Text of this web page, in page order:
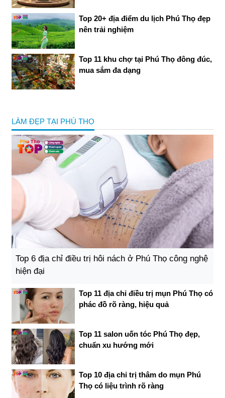
Top 20+ địa điểm du lịch Phú Thọ đẹp
nên trải nghiệm
Top 11 khu chợ tại Phú Thọ đông đúc,
mua sắm đa dạng
LÀM ĐẸP TẠI PHÚ THỌ
Top 6 địa chỉ điều trị hôi nách ở Phú Thọ công nghệ
hiện đại
Top 11 địa chỉ điều trị mụn Phú Thọ có
phác đồ rõ ràng, hiệu quả
Top 11 salon uốn tóc Phú Thọ đẹp,
chuẩn xu hướng mới
Top 10 địa chỉ trị thâm do mụn Phú
Thọ có liệu trình rõ ràng